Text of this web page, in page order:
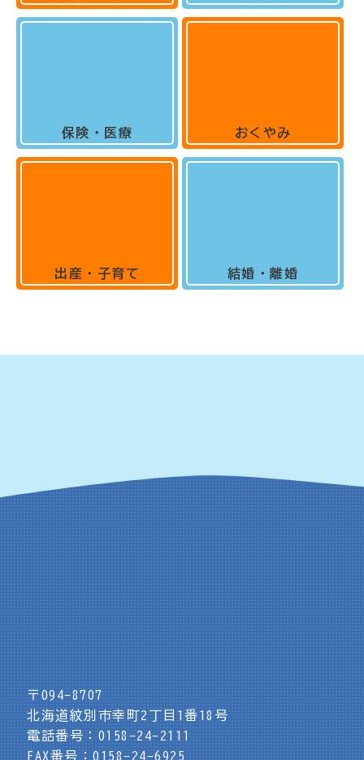
保険・医療
出産・子育て
おくやみ
結婚・離婚
〒094-8707
北海道紋別市幸町2丁目1番18号
電話番号：0158-24-2111
FAX番号：0158-24-6925